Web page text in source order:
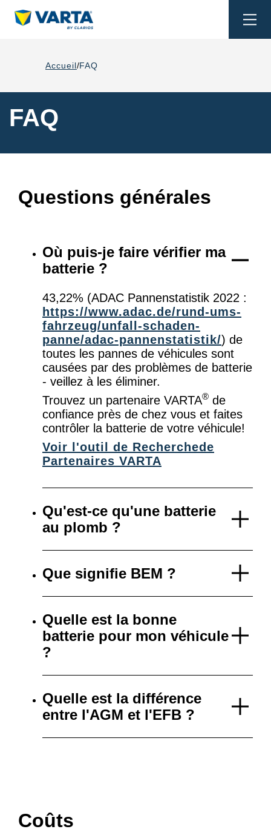
Accueil FAQ
FAQ
Questions générales
Où puis-je faire vérifier ma
batterie ?
43,22% (ADAC Pannenstatistik 2022 :
https://www.adac.de/rund-ums-
fahrzeug/unfall-schaden-
panne/adac-pannenstatistik/) de
toutes les pannes de véhicules sont
causées par des problèmes de batterie
- veillez à les éliminer.
Trouvez un partenaire VARTA® de
confiance près de chez vous et faites
contrôler la batterie de votre véhicule!
Voir l'outil de Recherchede
Partenaires VARTA
Qu'est-ce qu'une batterie
au plomb ?
Que signifie BEM ?
Quelle est la bonne
batterie pour mon véhicule
?
Quelle est la différence
entre l'AGM et l'EFB ?
Coûts